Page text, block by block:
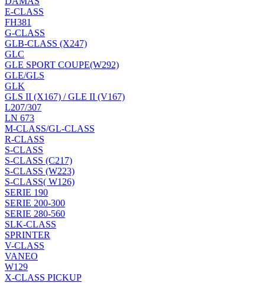
E-CLASS
FH381
G-CLASS
GLB-CLASS (X247)
GLC
GLE SPORT COUPE(W292)
GLE/GLS
GLK
GLS II (X167) / GLE II (V167)
L207/307
LN 673
M-CLASS/GL-CLASS
R-CLASS
S-CLASS
S-CLASS (C217)
S-CLASS (W223)
S-CLASS( W126)
SERIE 190
SERIE 200-300
SERIE 280-560
SLK-CLASS
SPRINTER
V-CLASS
VANEO
W129
X-CLASS PICKUP